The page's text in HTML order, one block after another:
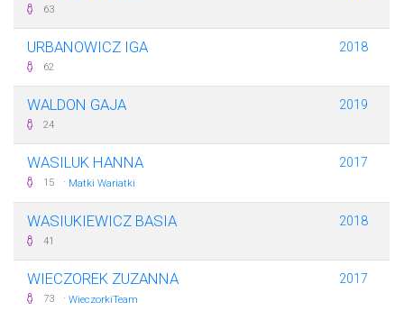
63
URBANOWICZ IGA
62
2018
WALDON GAJA
24
2019
WASILUK HANNA
15 · Matki Wariatki
2017
WASIUKIEWICZ BASIA
41
2018
WIECZOREK ZUZANNA
73 · WieczorkiTeam
2017